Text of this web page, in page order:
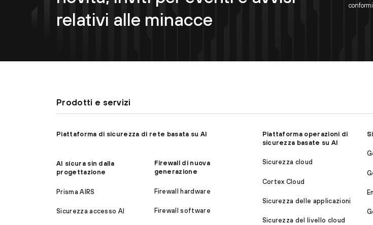
relativi alle minacce
Prodotti e servizi
Piattaforma di sicurezza di rete basata su AI
AI sicura sin dalla
progettazione
Prisma AIRS
Sicurezza accesso AI
Firewall di nuova
generazione
Firewall hardware
Firewall software
Piattaforma operazioni di
sicurezza basate su AI
Sicurezza cloud
Cortex Cloud
Sicurezza delle applicazioni
Sicurezza del livello cloud